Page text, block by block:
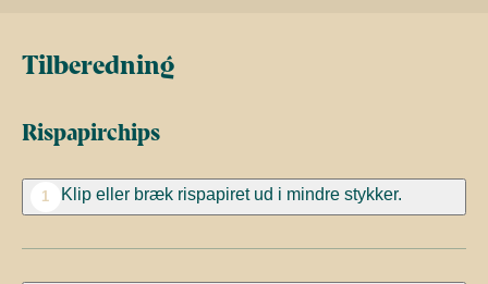
Tilberedning
Rispapirchips
1 Klip eller bræk rispapiret ud i mindre stykker.